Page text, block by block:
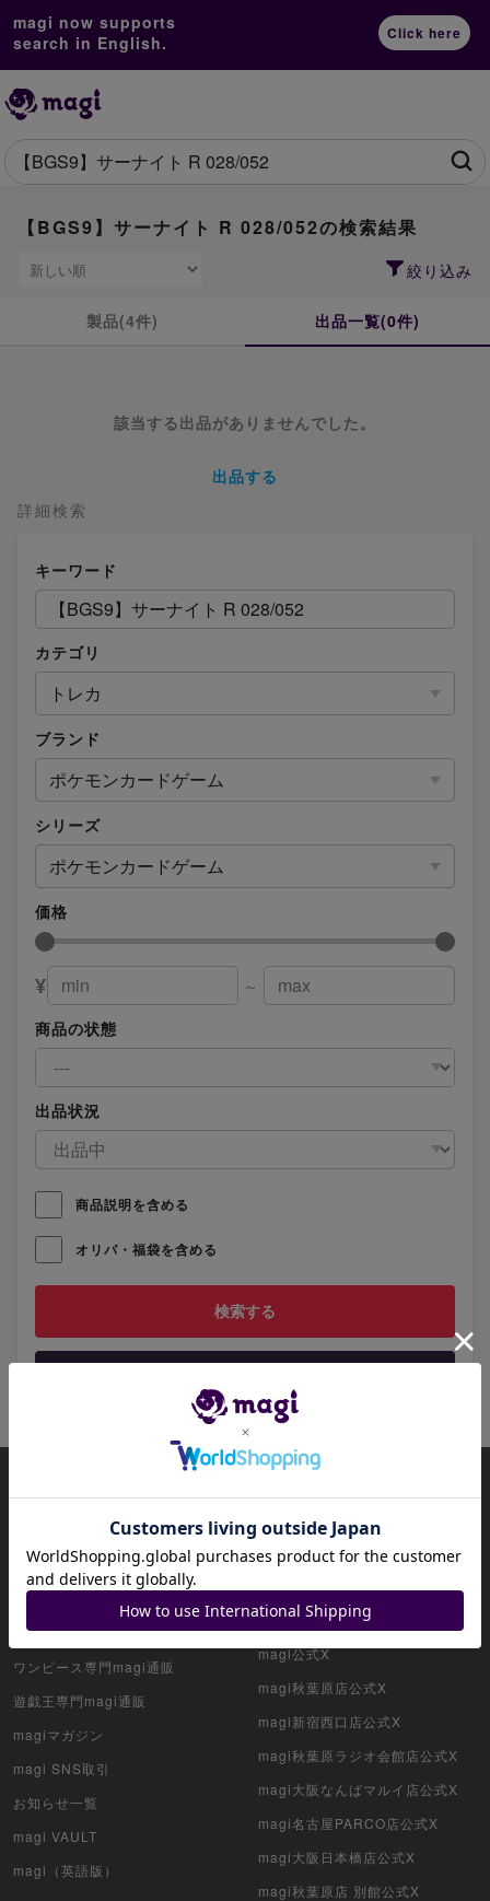
magi now supports
search in English.
Click here
詳細検索
キーワード
カテゴリ
トレカ
ブランド
ポケモンカードゲーム
シリーズ
ポケモンカードゲーム
価格
¥
～
商品の状態
出品状況
商品説明を含める
オリパ・福袋を含める
【BGS9】サーナイト R 028/052の検索結果
絞り込み
製品(4件) 出品一覧(0件)
該当する出品がありませんでした。
出品する
magiについて
アプリ版magi
magi運営店舗一覧
ポケカ専門magi通販
ワンピース専門magi通販
遊戯王専門magi通販
magiマガジン
magi SNS取引
お知らせ一覧
magi VAULT
magi（英語版）
magi公式アカウント一覧
magi公式ショップ（コレクター向
け）
magi公式ショップ（VAULT）
magi公式X
magi秋葉原店公式X
magi新宿西口店公式X
magi秋葉原ラジオ会館店公式X
magi大阪なんばマルイ店公式X
magi名古屋PARCO店公式X
magi大阪日本橋店公式X
magi秋葉原店 別館公式X